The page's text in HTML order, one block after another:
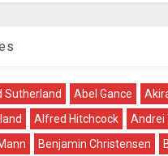
Sutherland Abel Gance
Alfred Hitchcock
Andrei
Benjamin Christensen